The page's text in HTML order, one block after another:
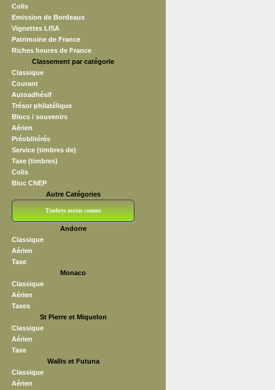
Colis
Emission de Bordeaux
Vignettes LISA
Patrimoine de France
Riches heures de France
Classement par catégorie
Classique
Courant
Autoadhésif
Trésor philatélique
Blocs / souvenirs
Aérien
Préoblitérés
Service (timbres de)
Taxe (timbres)
Colis
Bloc CNEP
Autre Catégories
Timbres moins connus
Andorre
Classique
Aérien
Taxe
Monaco
Classique
Aérien
Taxes
St Pierre et Miquelon
Classique
Aérien
Taxe
Wallis et Futuna
Classique
Aérien